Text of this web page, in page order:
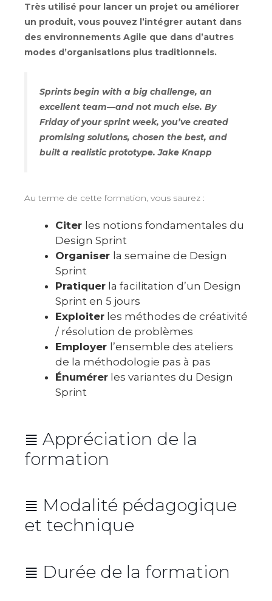
Très utilisé pour lancer un projet ou améliorer
un produit, vous pouvez l’intégrer autant dans
des environnements Agile que dans d’autres
modes d’organisations plus traditionnels.
Sprints begin with a big challenge, an
excellent team—and not much else. By
Friday of your sprint week, you’ve created
promising solutions, chosen the best, and
built a realistic prototype. Jake Knapp
Au terme de cette formation, vous saurez :
Citer les notions fondamentales du
Design Sprint
Organiser la semaine de Design
Sprint
Pratiquer la facilitation d’un Design
Sprint en 5 jours
Exploiter les méthodes de créativité
/ résolution de problèmes
Employer l’ensemble des ateliers
de la méthodologie pas à pas
Énumérer les variantes du Design
Sprint
≣ Appréciation de la
formation
3,7/4
≣ Modalité pédagogique
et technique
≣ Durée de la formation